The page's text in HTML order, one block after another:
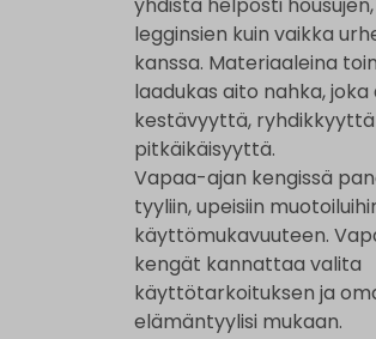
legginsien kuin vaikka
kanssa. Materiaaleina
laadukas aito nahka,
kestävyyttä, ryhdikkyyttä
pitkäikäisyyttä.
Vapaa-ajan kengissä
tyyliin, upeisiin
käyttömukavuuteen.
kengät kannattaa valita
käyttötarkoituksen ja
elämäntyylisi mukaan.